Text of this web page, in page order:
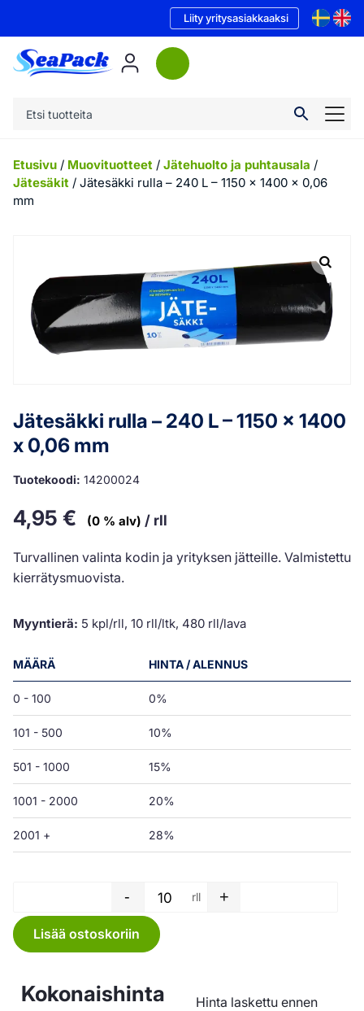
Liity yritysasiakkaaksi
Etusivu / Muovituotteet / Jätehuolto ja puhtausala /
Jätesäkit / Jätesäkki rulla – 240 L – 1150 x 1400 x 0,06
mm
Jätesäkki rulla – 240 L – 1150 x 1400
x 0,06 mm
Tuotekoodi: 14200024
4,95 € (0 % alv) / rll
Turvallinen valinta kodin ja yrityksen jätteille. Valmistettu
kierrätysmuovista.
Myyntierä: 5 kpl/rll, 10 rll/ltk, 480 rll/lava
MÄÄRÄ HINTA / ALENNUS
0 - 100 0%
101 - 500 10%
501 - 1000 15%
1001 - 2000 20%
2001 + 28%
Jätesäkki rulla - 240 L - 1150
- rll +
Lisää ostoskoriin
Kokonaishinta
Hinta laskettu ennen